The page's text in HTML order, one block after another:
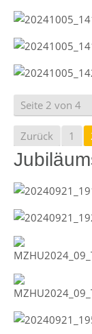
Seite 2 von 4
Zurück 1